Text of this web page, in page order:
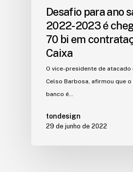
Desafio para ano
2022-2023 é
70 bi em
Caixa
O vice-presidente de atacado
Celso Barbosa, afirmou que
banco é…
tondesign
29 de junho de 2022